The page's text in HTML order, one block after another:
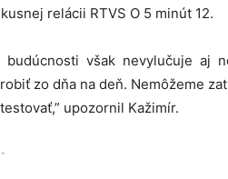
relácii RTVS O 5 minút 12.
však nevylučuje aj
zo dňa na deň. Nemôžeme
upozornil Kažimír.